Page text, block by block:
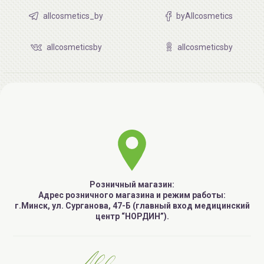
allcosmetics_by byAllcosmetics
allcosmeticsby allcosmeticsby
Розничный магазин:
Адрес розничного магазина и режим работы:
г.Минск, ул. Сурганова, 47-Б (главный вход медицинский
центр “НОРДИН”).